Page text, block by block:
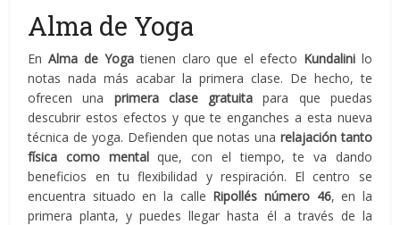
Alma de Yoga
EnAlma de Yogatienen claro que el efecto Kundalinilo
notas nada más acabar la primera clase. De hecho, te
ofrecen una primera clase gratuita para que puedas
descubrir estos efectos y que te enganches a esta nueva
técnica de yoga. Defienden que notas una relajación tanto
física como mentalque, con el tiempo, te va dando
beneficios en tu flexibilidad y respiración. El centro se
encuentra situado en la calle Ripollés número 46, en la
primera planta, y puedes llegar hasta él a través de la